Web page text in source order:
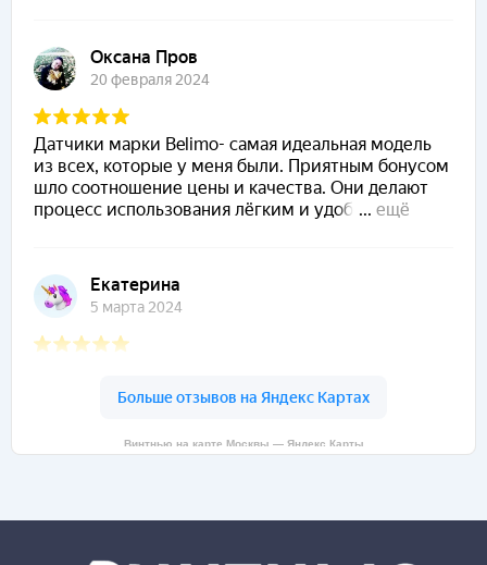
Винтнью на карте Москвы — Яндекс Карты